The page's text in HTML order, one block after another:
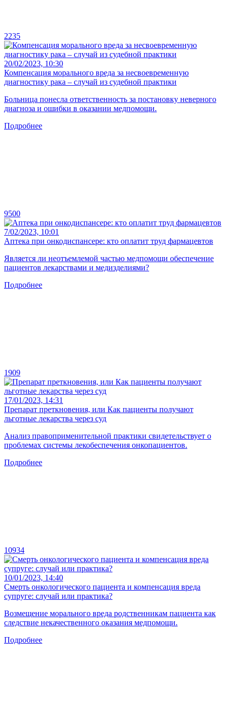
2235
20/02/2023, 10:30
Компенсация морального вреда за несвоевременную
диагностику рака – случай из судебной практики
Больница понесла ответственность за постановку неверного
диагноза и ошибки в оказании медпомощи.
Подробнее
9500
7/02/2023, 10:01
Аптека при онкодиспансере: кто оплатит труд фармацевтов
Является ли неотъемлемой частью медпомощи обеспечение
пациентов лекарствами и медизделиями?
Подробнее
1909
17/01/2023, 14:31
Препарат преткновения, или Как пациенты получают
льготные лекарства через суд
Анализ правоприменительной практики свидетельствует о
проблемах системы лекобеспечения онкопациентов.
Подробнее
10934
10/01/2023, 14:40
Смерть онкологического пациента и компенсация вреда
супруге: случай или практика?
Возмещение морального вреда родственникам пациента как
следствие некачественного оказания медпомощи.
Подробнее